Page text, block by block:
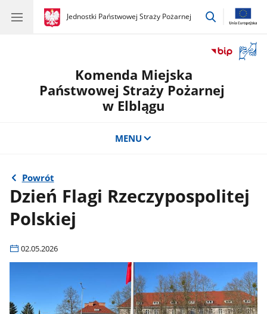
gov.pl
Jednostki Państwowej Straży Pożarnej
gov.pl
Jednostki
przejdź
okno
Komenda Miejska
Państwowej Straży Pożarnej
w Elblągu
MENU
Powrót
Dzień Flagi Rzeczypospolitej
Polskiej
02.05.2026